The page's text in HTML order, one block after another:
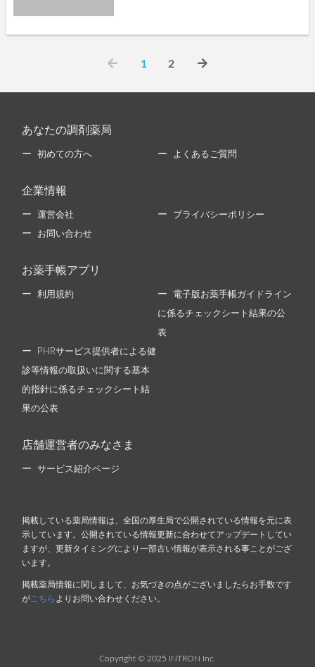
1 2
あなたの調剤薬局
初めての方へ よくあるご質問
企業情報
運営会社 プライバシーポリシー
お問い合わせ
お薬手帳アプリ
利用規約 電子版お薬手帳ガイドライン
に係るチェックシート結果の公
表
PHRサービス提供者による健
診等情報の取扱いに関する基本
的指針に係るチェックシート結
果の公表
店舗運営者のみなさま
サービス紹介ページ
掲載している薬局情報は、全国の厚生局で公開されている情報を元に表
示しています。公開されている情報更新に合わせてアップデートしてい
ますが、更新タイミングにより一部古い情報が表示される事ことがござ
います。
掲載薬局情報に関しまして、お気づきの点がございましたらお手数です
が こちら よりお問い合わせください。
Copyright © 2025 INTRON Inc.